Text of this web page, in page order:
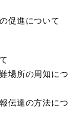
促進について
場所の周知につ
伝達の方法につ